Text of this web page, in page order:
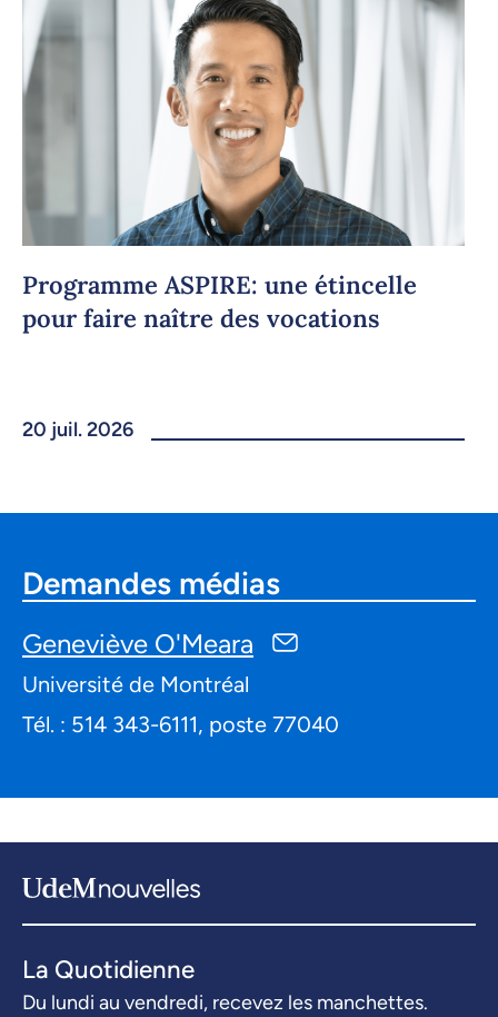
Programme ASPIRE: une étincelle
pour faire naître des vocations
20 juil. 2026
Demandes médias
Geneviève O'Meara
Université de Montréal
Tél. : 514 343-6111, poste 77040
La Quotidienne
Du lundi au vendredi, recevez les manchettes.